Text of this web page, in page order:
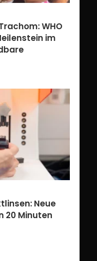
WHO
im
Neue
20 Minuten